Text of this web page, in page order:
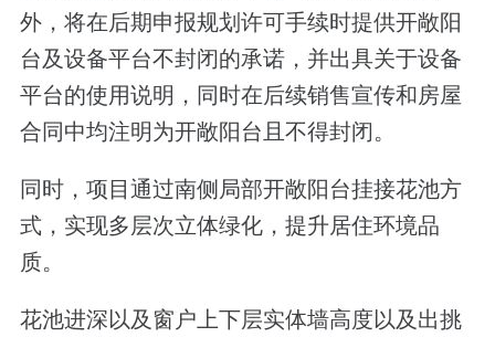
外，将在后期申报规划许可手续时提供开敞阳
台及设备平台不封闭的承诺，并出具关于设备
平台的使用说明，同时在后续销售宣传和房屋
合同中均注明为开敞阳台且不得封闭。
同时，项目通过南侧局部开敞阳台挂接花池方
式，实现多层次立体绿化，提升居住环境品
质。
花池进深以及窗户上下层实体墙高度以及出挑